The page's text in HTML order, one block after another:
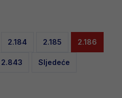
2.184 2.185 2.186
2.843 Sljedeće